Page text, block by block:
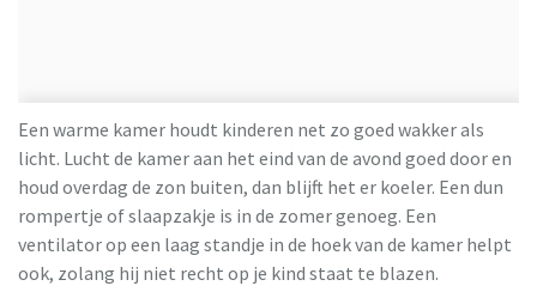
Een warme kamer houdt kinderen net zo goed wakker als
licht. Lucht de kamer aan het eind van de avond goed door en
houd overdag de zon buiten, dan blijft het er koeler. Een dun
rompertje of slaapzakje is in de zomer genoeg. Een
ventilator op een laag standje in de hoek van de kamer helpt
ook, zolang hij niet recht op je kind staat te blazen.